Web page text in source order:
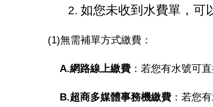
如您未收到水費單，可
(1)無需補單方式繳費：
A.網路線上繳費 ：若您有水號可
B.超商多媒體事務機繳費 ：若您